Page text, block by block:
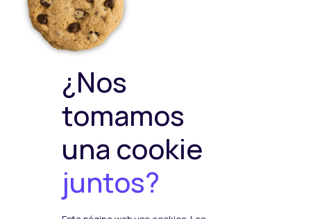
Política Privacidad
Política de Cookies
Política de ventas y
devoluciones
Política de Calidad y
Medioambiente
Política de Seguridad de la
Información
Plataformas de pago
¿Nos
tomamos
una cookie
juntos?